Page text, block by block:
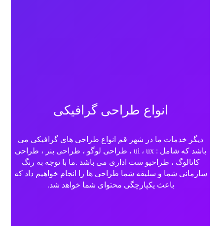
انواع طراحی گرافیکی
دیگر خدمات ما در شهر قم انواع طراحی های گرافیکی می
باشد که شامل : ui ، ux ، طراحی لوگو ، طراحی بنر ، طراحی
کاتالوگ ، طراحیو ست اداری می باشد .ما با توجه به رنگ
سازمانی شما و سلیقه شما طراحی ها را انجام خواهیم داد که
باعث یکپارچگی محتوای شما خواهد شد.